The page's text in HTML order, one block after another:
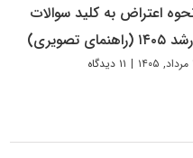
اعتراض به کلید سوالات
(راهنمای تصویری)
| ۱۱ دیدگاه